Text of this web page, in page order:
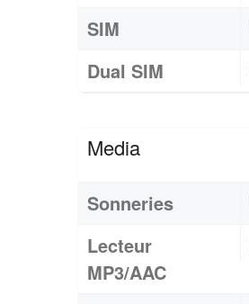
SIM
Dual SIM
Media
Sonneries
Lecteur
MP3/AAC